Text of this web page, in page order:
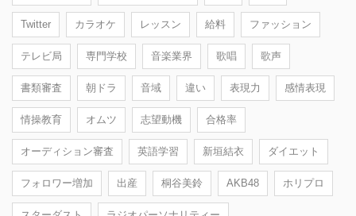
Twitter カラオケ レッスン 給料 ファッション
テレビ局 専門学校 音楽業界 歌唱 歌声
書類審査 朝ドラ 音域 違い 表現力 感情表現
情操教育 オムツ 志望動機 合格率
オーディション審査 英語学習 新垣結衣 ダイエット
フォロワー増加 出産 桐谷美鈴 AKB48 ホリプロ